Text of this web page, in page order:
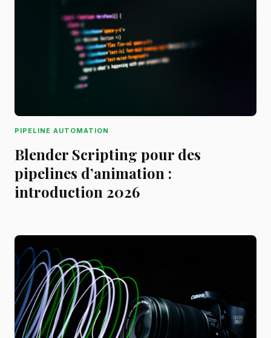
PIPELINE AUTOMATION
Blender Scripting pour des
pipelines d’animation :
introduction 2026